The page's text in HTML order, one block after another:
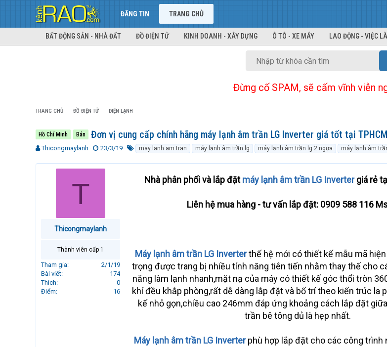
ĐĂNG TIN TRANG CHỦ
BẤT ĐỘNG SẢN - NHÀ ĐẤT ĐỒ ĐIỆN TỬ KINH DOANH - XÂY DỰNG Ô TÔ - XE MÁY LAO ĐỘNG - VIỆC
Đừng cố SPAM, sẽ cấm vĩnh viễn
TRANG CHỦ ĐỒ ĐIỆN TỬ ĐIỆN LẠNH
Hồ Chí Minh Bán Đơn vị cung cấp chính hãng máy lạnh âm trần LG Inverter giá tốt tại TPHCM
T
r
Thicongmaylanh
N
à
23/3/19
k
may lanh am tran máy lạnh âm trần lg máy lạnh âm trần lg 2 ngựa máy lạnh âm
T
Thicongmaylanh
Thành viên cấp 1
Tham gia
2/1/19
Bài viết
174
Thích
0
Điểm
16
Nhà phân phối và lắp đặtmáy lạnh âm trần LG Invertergiá rẻ
Liên hệ mua hàng - tư vấn lắp đặt: 0909 588 116
Máy lạnh âm trần LG Inverterthế hệ mới có thiết kế mẫu mã
trọng được trang bị nhiều tính năng tiên tiến nhằm thay thế cho
năng làm lạnh nhanh,mặt nạ của máy có thiết kế góc thổi tròn
khí đều khắp phòng,rất dễ dàng lắp đặt và bố trí theo kiến trúc la
kế nhỏ gọn,chiều cao 246mm đáp ứng khoảng cách lắp đặt
trần bê tông dủ là hẹp nhất.
Máy lạnh âm trần LG Inverterphù hợp lắp đặt cho các công trình